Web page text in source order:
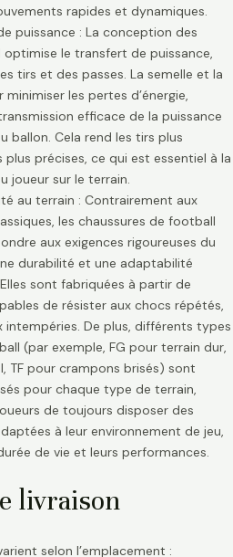
rapides et dynamiques.
puissance : La conception des
le transfert de puissance,
tirs et des passes. La semelle et la
les pertes d’énergie,
efficace de la puissance
ballon. Cela rend les tirs plus
précises, ce qui est essentiel à la
joueur sur le terrain.
au terrain : Contrairement aux
les chaussures de football
aux exigences rigoureuses du
durabilité et une adaptabilité
sont fabriquées à partir de
de résister aux chocs répétés,
De plus, différents types
(par exemple, FG pour terrain dur,
TF pour crampons brisés) sont
pour chaque type de terrain,
de toujours disposer des
à leur environnement de jeu,
de vie et leurs performances.
livraison
selon l’emplacement :